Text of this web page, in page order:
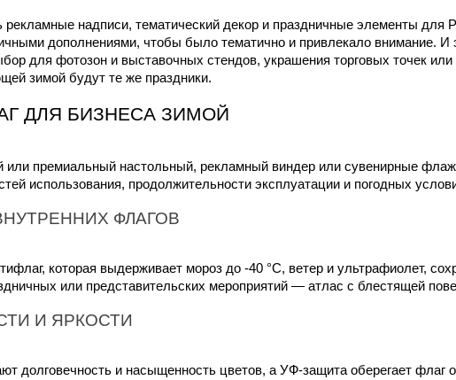
надписи, тематический декор и праздничные элементы для
дополнениями, чтобы было тематично и привлекало внимание. И
для фотозон и выставочных стендов, украшения торговых точек
зимой будут те же праздники.
ДЛЯ БИЗНЕСА ЗИМОЙ
или премиальный настольный, рекламный виндер или сувенирные
использования, продолжительности эксплуатации и погодных
ФЛАГОВ
которая выдерживает мороз до -40 °C, ветер и ультрафиолет,
или представительских мероприятий — атлас с блестящей
И ЯРКОСТИ
долговечность и насыщенность цветов, а УФ-защита оберегает